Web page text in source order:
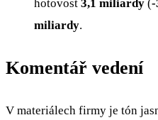
hotovost 3,1 miliardy (-
miliardy.
Komentář vedení
V materiálech firmy je tón